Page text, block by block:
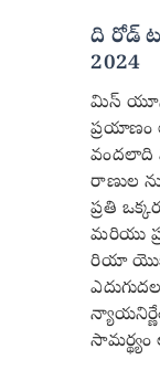
ది రోడ్
2024
మిస్
ప్రయాణం
వందలాది
రాణుల
ప్రతి
మరియు
రియా యొక్క